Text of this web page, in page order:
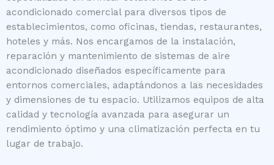
acondicionado comercial para diversos tipos de
establecimientos, como oficinas, tiendas, restaurantes,
hoteles y más. Nos encargamos de la instalación,
reparación y mantenimiento de sistemas de aire
acondicionado diseñados específicamente para
entornos comerciales, adaptándonos a las necesidades
y dimensiones de tu espacio. Utilizamos equipos de alta
calidad y tecnología avanzada para asegurar un
rendimiento óptimo y una climatización perfecta en tu
lugar de trabajo.